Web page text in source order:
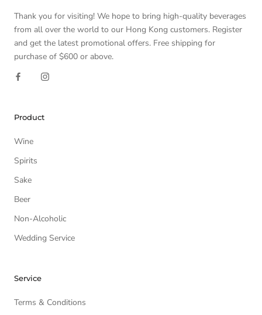
Thank you for visiting! We hope to bring high-quality beverages
from all over the world to our Hong Kong customers. Register
and get the latest promotional offers. Free shipping for
purchase of $600 or above.
Product
Wine
Spirits
Sake
Beer
Non-Alcoholic
Wedding Service
Service
Terms & Conditions